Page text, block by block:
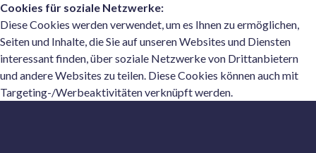
Cookies für soziale Netzwerke:
Diese Cookies werden verwendet, um es Ihnen zu ermöglichen,
Seiten und Inhalte, die Sie auf unseren Websites und Diensten
interessant finden, über soziale Netzwerke von Drittanbietern
und andere Websites zu teilen. Diese Cookies können auch mit
Targeting-/Werbeaktivitäten verknüpft werden.